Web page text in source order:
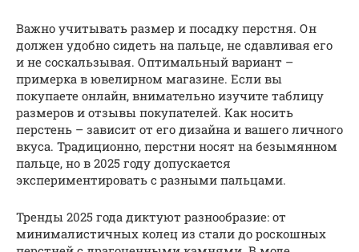
Важно учитывать размер и посадку перстня. Он
должен удобно сидеть на пальце, не сдавливая его
и не соскальзывая. Оптимальный вариант –
примерка в ювелирном магазине. Если вы
покупаете онлайн, внимательно изучите таблицу
размеров и отзывы покупателей. Как носить
перстень – зависит от его дизайна и вашего личного
вкуса. Традиционно, перстни носят на безымянном
пальце, но в 2025 году допускается
экспериментировать с разными пальцами.
Тренды 2025 года диктуют разнообразие: от
минималистичных колец из стали до роскошных